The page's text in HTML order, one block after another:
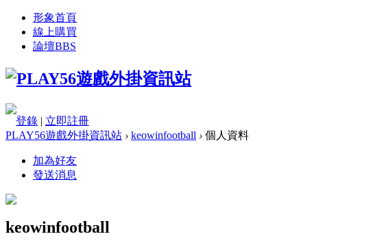
形象首頁
線上購買
論壇BBS
登錄 | 立即註冊
PLAY56遊戲外掛資訊站 › keowinfootball › 個人資料
加為好友
發送消息
keowinfootball